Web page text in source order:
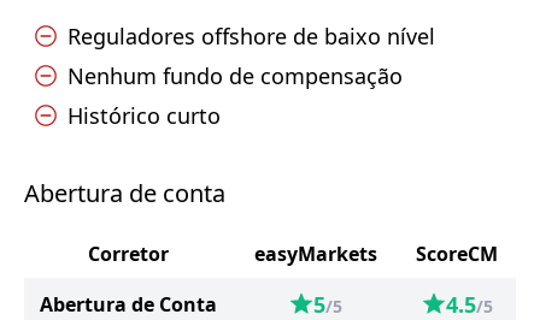
Reguladores offshore de baixo nível
Nenhum fundo de compensação
Histórico curto
Abertura de conta
Corretor easyMarkets
ScoreCM
Abertura de Conta
5/5 4.5/5